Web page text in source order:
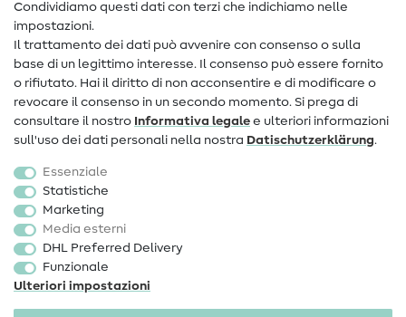
Informazioni sul nuovo proprietario
FAQ
Diritto di recesso
Popolare
Accessori cucito
Sale
Condividiamo questi dati con terzi che indichiamo nelle
impostazioni.
Il trattamento dei dati può avvenire con consenso o sulla
base di un legittimo interesse. Il consenso può essere fornito
o rifiutato. Hai il diritto di non acconsentire e di modificare o
revocare il consenso in un secondo momento. Si prega di
consultare il nostro Informativa legale e ulteriori informazioni
sull'uso dei dati personali nella nostra Dati­schutz­erklärung.
Essenziale
Statistiche
Marketing
Media esterni
DHL Preferred Delivery
Funzionale
Ulteriori impostazioni